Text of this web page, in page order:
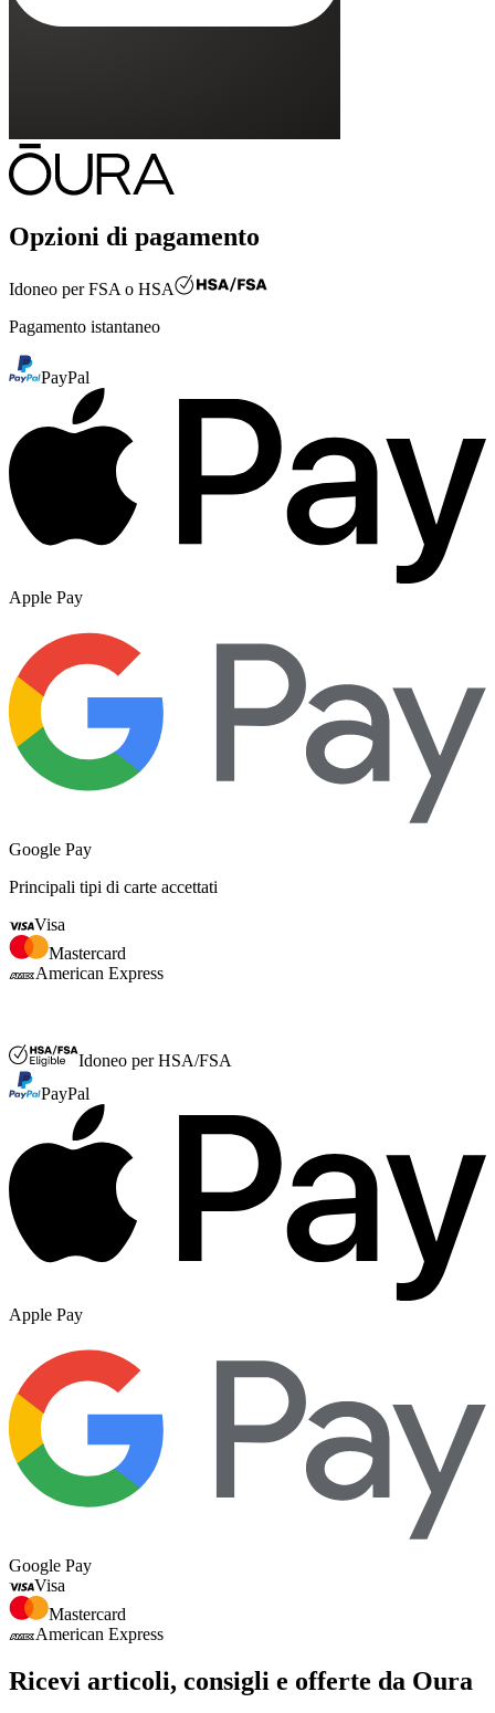
Opzioni di pagamento
Idoneo perFSA o HSA
Pagamento istantaneo
PayPal
Apple Pay
Google Pay
Principali tipi di carte accettati
Visa
Mastercard
American Express
Idoneo per HSA/FSA
PayPal
Apple Pay
Google Pay
Visa
Mastercard
American Express
Ricevi articoli, consigli e offerte da Oura